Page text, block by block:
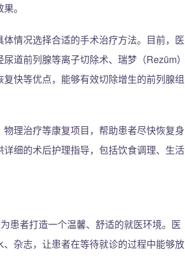
。
情况选择合适的手术治疗方法。目前，医
道前列腺等离子切除术、瑞梦（Rezūm）
快等优点，能够有效切除增生的前列腺组
理治疗等康复项目，帮助患者尽快恢复身
细的术后护理指导，包括饮食调理、生活
患者打造一个温馨、舒适的就医环境。医
杂志，让患者在等待就诊的过程中能够放